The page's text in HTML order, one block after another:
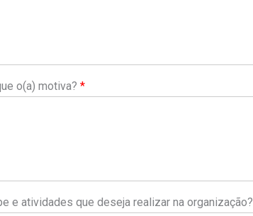
o(a) motiva? *
e atividades que deseja realizar na organização?